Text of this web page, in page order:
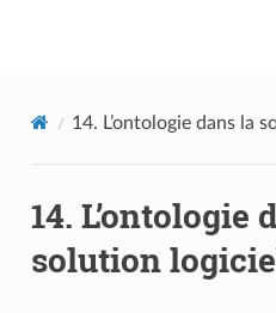
14. L’ontologie dans la
14. L’ontologie
solution